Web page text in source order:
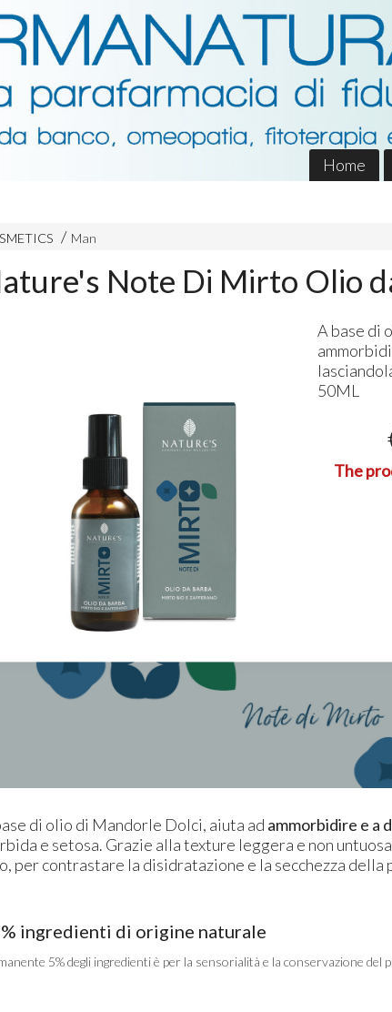
Home
Man
Note Di Mirto Olio
A base di
50ML
The
di olio di Mandorle Dolci, aiuta ad ammorbidire e a
e setosa. Grazie alla texture leggera e non
per contrastare la disidratazione e la secchezza della
ingredienti di origine naturale
5% degli ingredienti è per la sensorialità e la conservazione del